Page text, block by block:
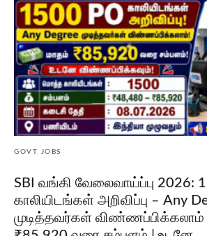
GOVT JOBS
SBI வங்கி வேலைவாய்ப்பு 2026:
காலியிடங்கள் அறிவிப்பு – Any
முடித்தவர்கள் விண்ணப்பிக்கலாம்